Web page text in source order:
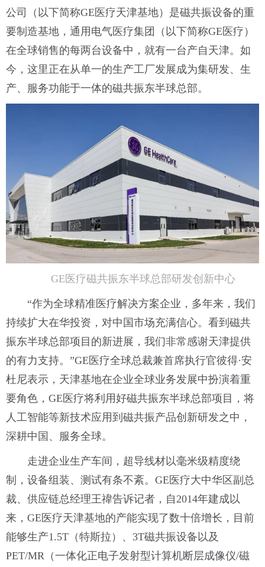
公司（以下简称GE医疗天津基地）是磁共振设备的重
要制造基地，通用电气医疗集团（以下简称GE医疗）
在全球销售的每两台设备中，就有一台产自天津。如
今，这里正在从单一的生产工厂发展成为集研发、生
产、服务功能于一体的磁共振东半球总部。
GE医疗磁共振东半球总部研发创新中心
“作为全球精准医疗解决方案企业，多年来，我们
持续扩大在华投资，对中国市场充满信心。看到磁共
振东半球总部项目的新进展，我们非常感谢天津提供
的有力支持。”GE医疗全球总裁兼首席执行官彼得·安
杜尼表示，天津基地在企业全球业务发展中扮演着重
要角色，GE医疗将利用好磁共振东半球总部项目，将
人工智能等新技术应用到磁共振产品创新研发之中，
深耕中国、服务全球。
走进企业生产车间，超导线材以毫米级精度绕
制，设备组装、测试有条不紊。GE医疗大中华区副总
裁、供应链总经理王禕告诉记者，自2014年建成以
来，GE医疗天津基地的产能实现了数十倍增长，目前
能够生产1.5T（特斯拉）、3T磁共振设备以及
PET/MR（一体化正电子发射型计算机断层成像仪/磁